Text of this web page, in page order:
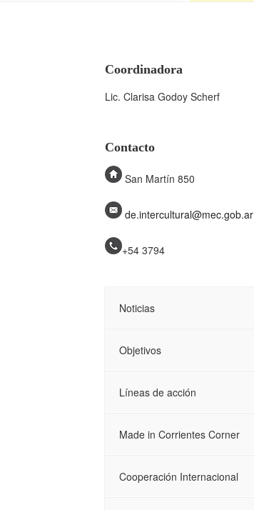
Coordinadora
Lic. Clarisa Godoy Scherf
Contacto
San Martín 850
de.intercultural@mec.gob.ar
+54 3794
Noticias
Objetivos
Líneas de acción
Made in Corrientes Corner
Cooperación Internacional